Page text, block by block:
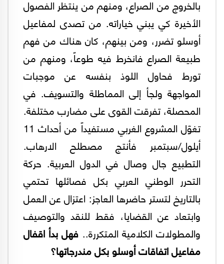
بالخروج من الصراع، ومنهم من ينتظر الفصول
الأخيرة كي يبني خياراته. من تصدى لمفاعيل
أوسلو تضرر، ومن بينهم، كان هناك من فهم
طبيعة الصراع فانخرط فيه طوعاً، ومنهم من
تورط فحاول اللوذ بنفسه عن موجبات
المواجهة ولجأ إلى المماطلة والتسويف. في
المحصلة، تفرقت القوى على مضارب مختلفة.
تغوّل المشروع الغربي مستفيداً من أحداث 11
أيلول/سبتمبر فأنتج مصطلح الارهاب.
التطبيع جال وصال في الدول العربية. حركة
التحرر الوطني العربي بكل فصائلها تحتمي
بالتاريخ لتستر حاضرها العاجز: اعتزال عن العمل
وابتعاد عن القضايا، فقط للنقد والتوصيف
والمطولات الكلامية المتكررة.. فهل بدأ اقفال
مفاعيل اتفاقات أوسلو بكل مندرجاتها؟